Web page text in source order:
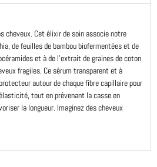
cheveux. Cet élixir de soin associe notre
de feuilles de bambou biofermentées et de
et à de l'extrait de graines de coton
fragiles. Ce sérum transparent et à
autour de chaque fibre capillaire pour
tout en prévenant la casse en
la longueur. Imaginez des cheveux